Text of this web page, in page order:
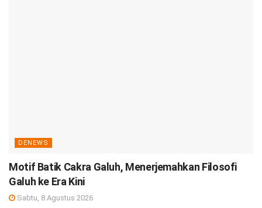
DENEWS
Motif Batik Cakra Galuh, Menerjemahkan Filosofi
Galuh ke Era Kini
Sabtu, 8 Agustus 2026